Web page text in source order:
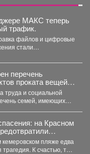
МАКС теперь
трафик.
файлов и цифровые
стали
перечень
проката вещей
труда и социальной
семей, имеющих
на Красном
пляже едва
К счастью, там